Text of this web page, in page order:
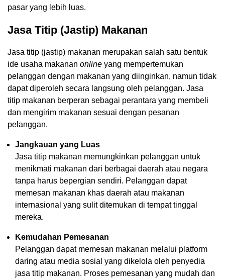
pasar yang lebih luas.
Jasa Titip (Jastip) Makanan
Jasa titip (jastip) makanan merupakan salah satu bentuk
ide usaha makanan online yang mempertemukan
pelanggan dengan makanan yang diinginkan, namun tidak
dapat diperoleh secara langsung oleh pelanggan. Jasa
titip makanan berperan sebagai perantara yang membeli
dan mengirim makanan sesuai dengan pesanan
pelanggan.
Jangkauan yang Luas
Jasa titip makanan memungkinkan pelanggan untuk
menikmati makanan dari berbagai daerah atau negara
tanpa harus bepergian sendiri. Pelanggan dapat
memesan makanan khas daerah atau makanan
internasional yang sulit ditemukan di tempat tinggal
mereka.
Kemudahan Pemesanan
Pelanggan dapat memesan makanan melalui platform
daring atau media sosial yang dikelola oleh penyedia
jasa titip makanan. Proses pemesanan yang mudah dan